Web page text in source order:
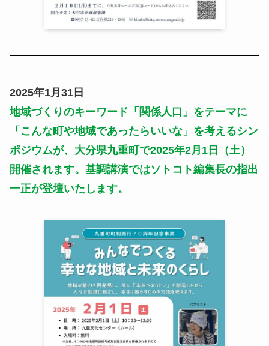
2025年1月31日
地域づくりのキーワード「関係人口」をテーマに
「こんな町や地域であったらいいな」を考えるシン
ポジウムが、大分県九重町で2025年2月1日（土）
開催されます。基調講演ではソトコト編集長の指出
一正が登壇いたします。